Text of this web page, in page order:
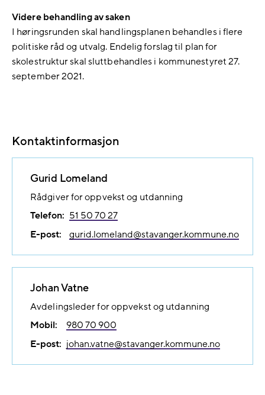
Videre behandling av saken
I høringsrunden skal handlingsplanen behandles i flere
politiske råd og utvalg. Endelig forslag til plan for
skolestruktur skal sluttbehandles i kommunestyret 27.
september 2021.
Kontaktinformasjon
Gurid Lomeland
Rådgiver for oppvekst og utdanning
Telefon: 51 50 70 27
E-post:
gurid.lomeland@​stavanger.kommune.no
Johan Vatne
Avdelingsleder for oppvekst og utdanning
Mobil:
980 70 900
E-post: johan.vatne@​stavanger.kommune.no